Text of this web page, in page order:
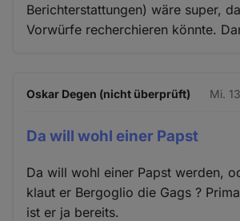
Berichterstattungen) wäre super,
Vorwürfe recherchieren könnte.
Oskar Degen (nicht überprüft) Mi.
Da will wohl einer Papst
Da will wohl einer Papst werden,
klaut er Bergoglio die Gags ?
ist er ja bereits.